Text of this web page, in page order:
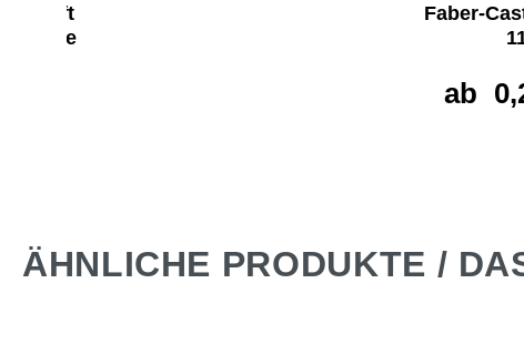
ohne
Faber-
ab
ÄHNLICHE PRODUKTE /